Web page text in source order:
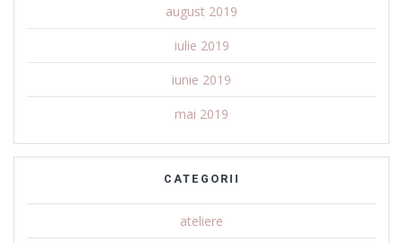
august 2019
iulie 2019
iunie 2019
mai 2019
CATEGORII
ateliere